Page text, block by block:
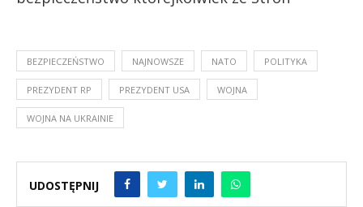
BEZPIECZEŃSTWO NAJNOWSZE NATO POLITYKA
PREZYDENT RP PREZYDENT USA WOJNA
WOJNA NA UKRAINIE
UDOSTĘPNIJ